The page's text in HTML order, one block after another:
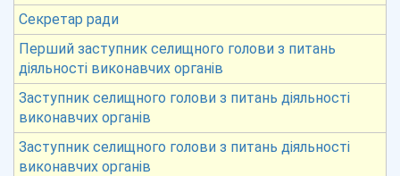
Секретар ради
Перший заступник селищного голови з питань
діяльності виконавчих органів
Заступник селищного голови з питань діяльності
виконавчих органів
Заступник селищного голови з питань діяльності
виконавчих органів